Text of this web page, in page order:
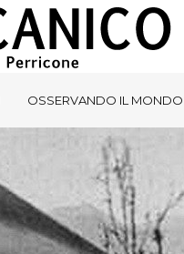
OSSERVANDO IL MONDO